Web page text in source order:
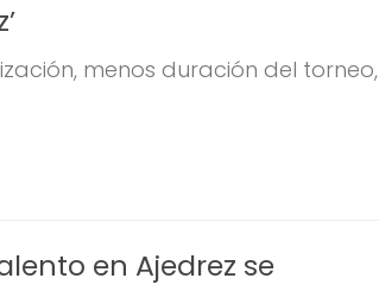
menos duración del torneo,
en Ajedrez se